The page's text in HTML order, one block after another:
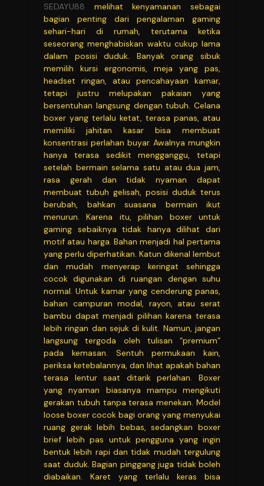
SEDAYU88 melihat kenyamanan sebagai
bagian penting dari pengalaman gaming
sehari-hari di rumah, terutama ketika
seseorang menghabiskan waktu cukup lama
dalam posisi duduk. Banyak orang sibuk
memilih kursi ergonomis, meja yang pas,
headset ringan, atau pencahayaan kamar,
tetapi justru melupakan pakaian yang
bersentuhan langsung dengan tubuh. Celana
boxer yang terlalu ketat, terasa panas, atau
memiliki jahitan kasar bisa membuat
konsentrasi perlahan buyar. Awalnya mungkin
hanya terasa sedikit mengganggu, tetapi
setelah bermain selama satu atau dua jam,
rasa gerah dan tidak nyaman dapat
membuat tubuh gelisah, posisi duduk terus
berubah, bahkan suasana bermain ikut
menurun. Karena itu, pilihan boxer untuk
gaming sebaiknya tidak hanya dilihat dari
motif atau harga. Bahan menjadi hal pertama
yang perlu diperhatikan. Katun dikenal lembut
dan mudah menyerap keringat sehingga
cocok digunakan di ruangan dengan suhu
normal. Untuk kamar yang cenderung panas,
bahan campuran modal, rayon, atau serat
bambu dapat menjadi pilihan karena terasa
lebih ringan dan sejuk di kulit. Namun, jangan
langsung tergoda oleh tulisan “premium”
pada kemasan. Sentuh permukaan kain,
periksa ketebalannya, dan lihat apakah bahan
terasa lentur saat ditarik perlahan. Boxer
yang nyaman biasanya mampu mengikuti
gerakan tubuh tanpa terasa menekan. Model
loose boxer cocok bagi orang yang menyukai
ruang gerak lebih bebas, sedangkan boxer
brief lebih pas untuk pengguna yang ingin
bentuk lebih rapi dan tidak mudah tergulung
saat duduk. Bagian pinggang juga tidak boleh
diabaikan. Karet yang terlalu keras bisa